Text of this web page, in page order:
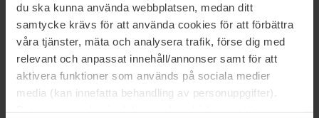
du ska kunna använda webbplatsen, medan ditt
samtycke krävs för att använda cookies för att förbättra
våra tjänster, mäta och analysera trafik, förse dig med
relevant och anpassat innehåll/annonser samt för att
aktivera funktioner som används på sociala medier
media (kan innefatta behandling av personuppgifter).
ELIZABETH ARDEN
Elizabeth Arden is al 100 jaar een visionair in het creëren van
schoonheidsproducten en heeft verschillende innovatieve
producten op de markt gebracht. Met een breed assortiment aan